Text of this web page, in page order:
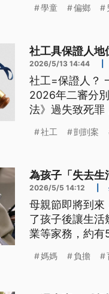
學童 偏鄉
社工具保證人地
2026/5/13 14:44
社工=保證人？
2026年二審分
法》過失致死罪
關鍵，審判長
社工 剴剴案
為孩子「失去生
2026/5/5 14:12
母親節即將到來
了孩子後讓生
業等家務，約有
媽媽 負擔